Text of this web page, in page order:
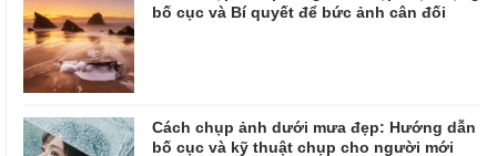
bố cục và Bí quyết để bức ảnh cân đối
Cách chụp ảnh dưới mưa đẹp: Hướng dẫn
bố cục và kỹ thuật chụp cho người mới